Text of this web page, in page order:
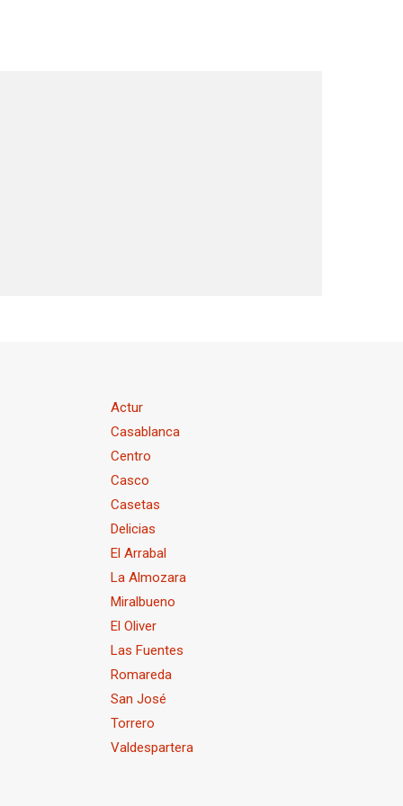
Actur
Casablanca
Centro
Casco
Casetas
Delicias
El Arrabal
La Almozara
Miralbueno
El Oliver
Las Fuentes
Romareda
San José
Torrero
Valdespartera